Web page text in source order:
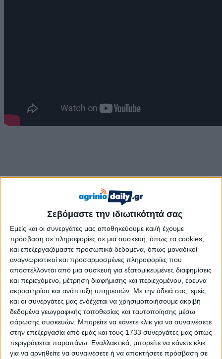
Σεβόμαστε την ιδιωτικότητά σας
Εμείς και οι συνεργάτες μας αποθηκεύουμε και/ή έχουμε
πρόσβαση σε πληροφορίες σε μια συσκευή, όπως τα cookies,
και επεξεργαζόμαστε προσωπικά δεδομένα, όπως μοναδικοί
αναγνωριστικοί και προσαρμοσμένες πληροφορίες που
αποστέλλονται από μια συσκευή για εξατομικευμένες διαφημίσεις
και περιεχόμενο, μέτρηση διαφήμισης και περιεχομένου, έρευνα
ακροατηρίου και ανάπτυξη υπηρεσιών. Με την άδειά σας, εμείς
και οι συνεργάτες μας ενδέχεται να χρησιμοποιήσουμε ακριβή
δεδομένα γεωγραφικής τοποθεσίας και ταυτοποίησης μέσω
σάρωσης συσκευών. Μπορείτε να κάνετε κλικ για να συναινέσετε
στην επεξεργασία από εμάς και τους 1733 συνεργάτες μας όπως
περιγράφεται παραπάνω. Εναλλακτικά, μπορείτε να κάνετε κλικ
για να αρνηθείτε να συναινέσετε ή να αποκτήσετε πρόσβαση σε